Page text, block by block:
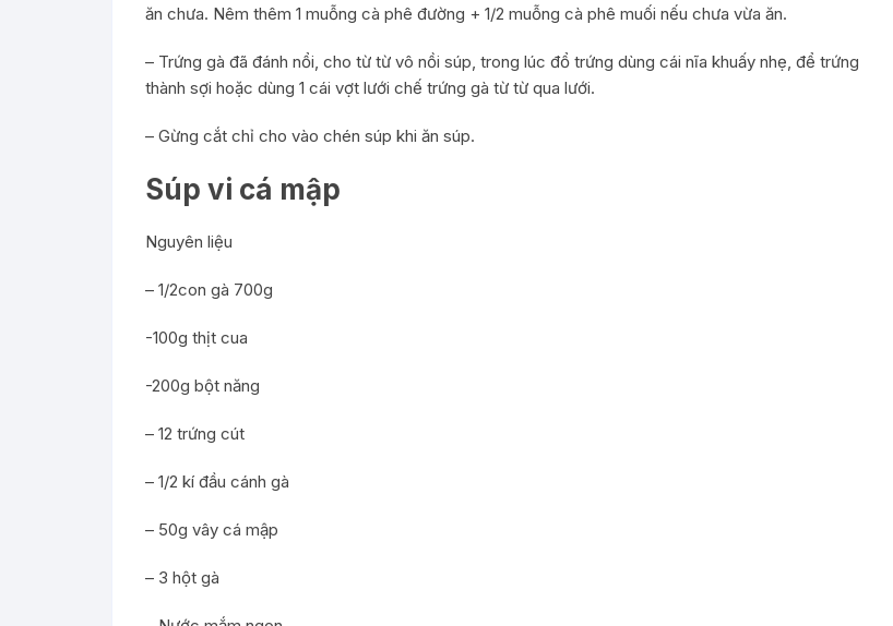
ăn chưa. Nêm thêm 1 muỗng cà phê đường + 1/2 muỗng cà phê muối nếu chưa vừa ăn.
– Trứng gà đã đánh nổi, cho từ từ vô nồi súp, trong lúc đổ trứng dùng cái nĩa khuấy nhẹ, để trứng
thành sợi hoặc dùng 1 cái vợt lưới chế trứng gà từ từ qua lưới.
– Gừng cắt chỉ cho vào chén súp khi ăn súp.
Súp vi cá mập
Nguyên liệu
– 1/2con gà 700g
-100g thịt cua
-200g bột năng
– 12 trứng cút
– 1/2 kí đầu cánh gà
– 50g vây cá mập
– 3 hột gà